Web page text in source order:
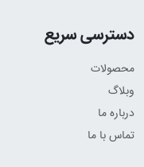
دسترسی سریع
محصولات
وبلاگ
درباره ما
تماس با ما